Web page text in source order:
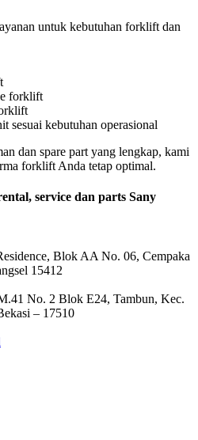
untuk kebutuhan forklift dan
forklift
sesuai kebutuhan operasional
dan spare part yang lengkap, kami
forklift Anda tetap optimal.
service dan parts Sany
Blok AA No. 06, Cempaka
15412
No. 2 Blok E24, Tambun, Kec.
– 17510